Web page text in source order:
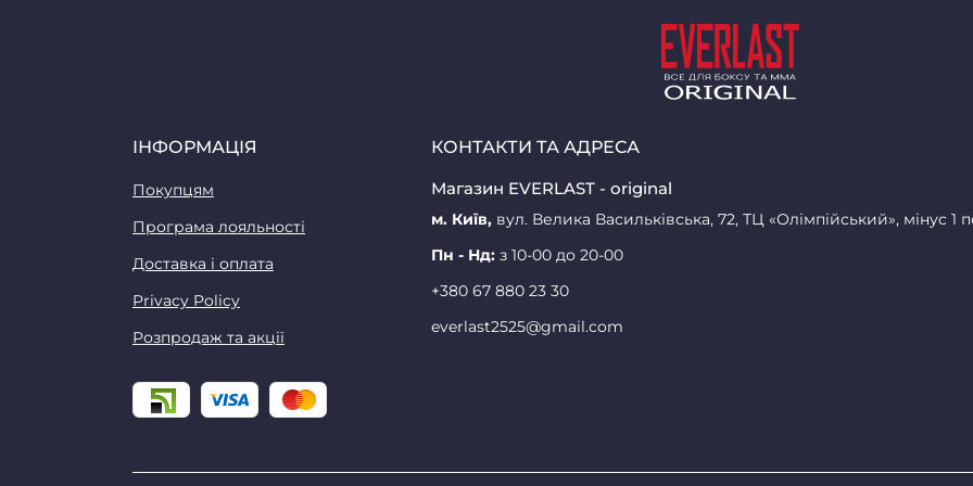
ІНФОРМАЦІЯ
Покупцям
Програма лояльності
Доставка і оплата
Privacy Policy
Розпродаж та акції
КОНТАКТИ ТА АДРЕСА
Магазин EVERLAST - original
м. Київ, вул. Велика Васильківська, 72, ТЦ «Олімпійський», мінус 1
Пн - Нд: з 10-00 до 20-00
+380 67 880 23 30
everlast2525@gmail.com